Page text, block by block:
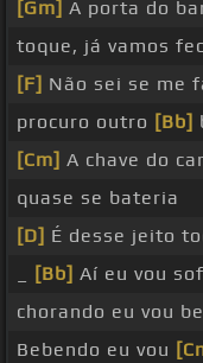
[Gm] A porta do
toque, já vamos
[F] Não sei se me
procuro outro [Bb]
[Cm] A chave do
quase se bateria
[D] É desse jeito
[Bb] Aí eu vou
chorando eu vou
Bebendo eu vou